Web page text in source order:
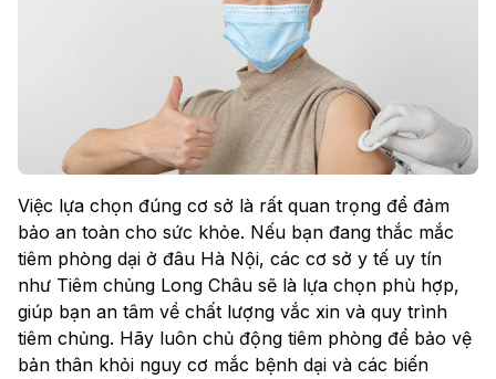
Việc lựa chọn đúng cơ sở là rất quan trọng để đảm
bảo an toàn cho sức khỏe. Nếu bạn đang thắc mắc
tiêm phòng dại ở đâu Hà Nội, các cơ sở y tế uy tín
như Tiêm chủng Long Châu sẽ là lựa chọn phù hợp,
giúp bạn an tâm về chất lượng vắc xin và quy trình
tiêm chủng. Hãy luôn chủ động tiêm phòng để bảo vệ
bản thân khỏi nguy cơ mắc bệnh dại và các biến